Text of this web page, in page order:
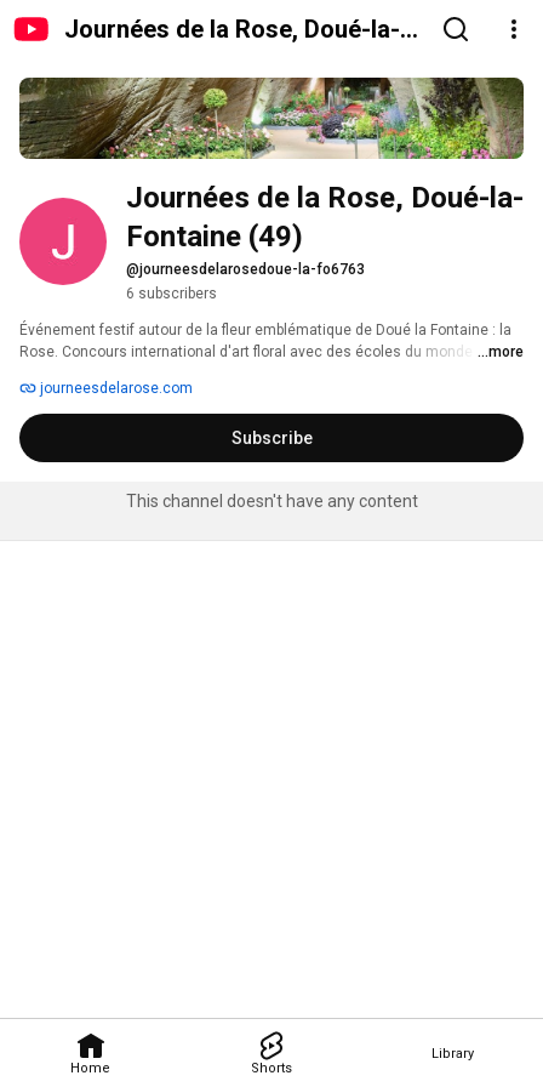
Journées de la Rose, Doué-la-
Home Shorts
Library
Journées de la Rose, Doué-la-
Fontaine (49)
@journeesdelarosedoue-la-fo6763
6 subscribers
Événement festif autour de la fleur emblématique de Doué la Fontaine : la
Rose. Concours international d'art floral avec des écoles du monde entier.
en-Anjou.
...more
journeesdelarose.com
Subscribe
This channel doesn't have any content